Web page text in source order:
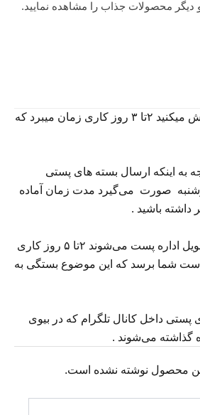
دیگر محصولات جذاب را مشاهده نمایید.
میکنید ۲تا ۳ روز کاری زمان میبرد که
به اینکه ارسال بسته های پستی
صورت می‌گیرد مدت زمان آماده
داشته باشید .
اداره پست می‌شوند ۲تا ۵ روز کاری
شما برسد که این موضوع بستگی به
پستی داخل کانال تلگرام که در بیوی
گذاشته می‌شوند .
محصول نوشته نشده است.